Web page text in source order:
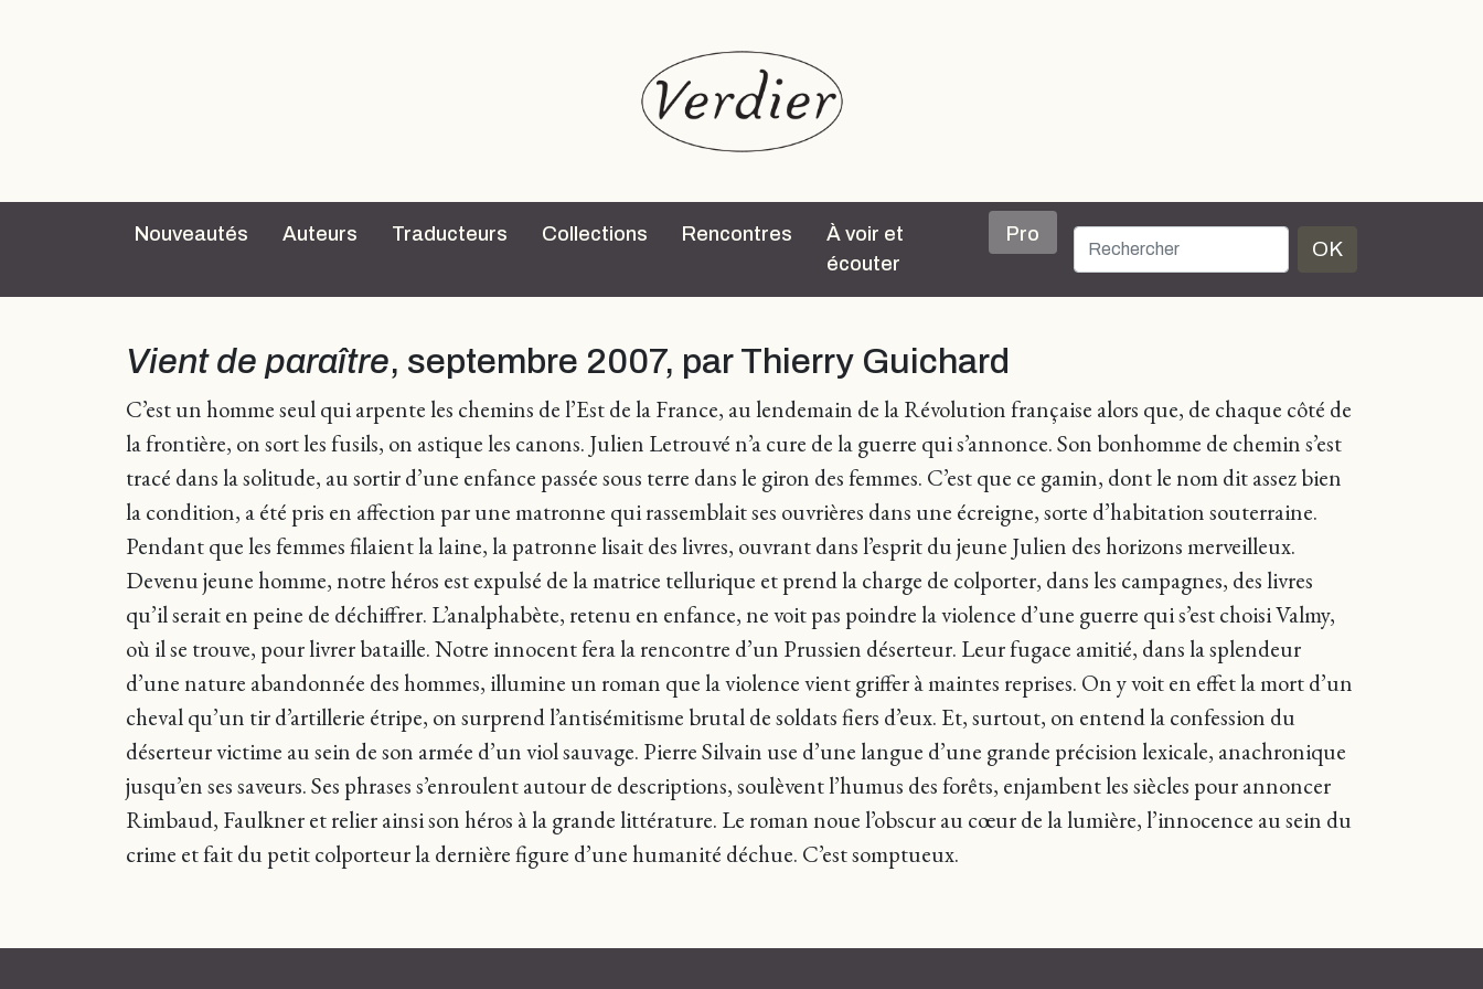
Nouveautés Auteurs Traducteurs Collections Rencontres
À voir et
écouter
Pro
OK
Vient de paraître, septembre 2007, par Thierry Guichard
C’est un homme seul qui arpente les chemins de l’Est de la France, au lendemain de la Révolution française alors que, de chaque côté de
la frontière, on sort les fusils, on astique les canons. Julien Letrouvé n’a cure de la guerre qui s’annonce. Son bonhomme de chemin s’est
tracé dans la solitude, au sortir d’une enfance passée sous terre dans le giron des femmes. C’est que ce gamin, dont le nom dit assez bien
la condition, a été pris en affection par une matronne qui rassemblait ses ouvrières dans une écreigne, sorte d’habitation souterraine.
Pendant que les femmes filaient la laine, la patronne lisait des livres, ouvrant dans l’esprit du jeune Julien des horizons merveilleux.
Devenu jeune homme, notre héros est expulsé de la matrice tellurique et prend la charge de colporter, dans les campagnes, des livres
qu’il serait en peine de déchiffrer. L’analphabète, retenu en enfance, ne voit pas poindre la violence d’une guerre qui s’est choisi Valmy,
où il se trouve, pour livrer bataille. Notre innocent fera la rencontre d’un Prussien déserteur. Leur fugace amitié, dans la splendeur
d’une nature abandonnée des hommes, illumine un roman que la violence vient griffer à maintes reprises. On y voit en effet la mort d’un
cheval qu’un tir d’artillerie étripe, on surprend l’antisémitisme brutal de soldats fiers d’eux. Et, surtout, on entend la confession du
déserteur victime au sein de son armée d’un viol sauvage. Pierre Silvain use d’une langue d’une grande précision lexicale, anachronique
jusqu’en ses saveurs. Ses phrases s’enroulent autour de descriptions, soulèvent l’humus des forêts, enjambent les siècles pour annoncer
Rimbaud, Faulkner et relier ainsi son héros à la grande littérature. Le roman noue l’obscur au cœur de la lumière, l’innocence au sein du
crime et fait du petit colporteur la dernière figure d’une humanité déchue. C’est somptueux.